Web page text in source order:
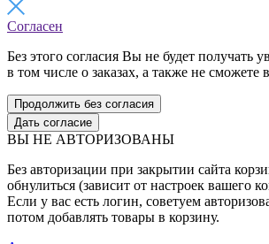
Согласен
Без этого согласия Вы не будет получать
в том числе о заказах, а также не сможете
Продолжить без согласия
Дать согласие
ВЫ НЕ АВТОРИЗОВАНЫ
Без авторизации при закрытии сайта
обнулиться (зависит от настроек вашего
Если у вас есть логин, советуем
потом добавлять товары в корзину.